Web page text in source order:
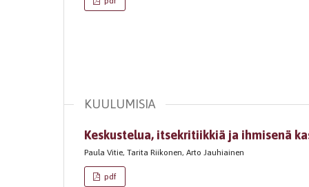
KUULUMISIA
Keskustelua, itsekritiikkiä ja ihmisenä
Paula Vitie, Tarita Riikonen, Arto Jauhiainen
pdf